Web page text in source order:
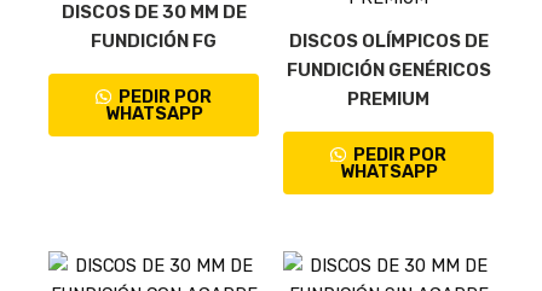
DISCOS DE 30 MM DE
FUNDICIÓN FG
PEDIR POR
WHATSAPP
DISCOS OLÍMPICOS DE
FUNDICIÓN GENÉRICOS
PREMIUM
PEDIR POR
WHATSAPP